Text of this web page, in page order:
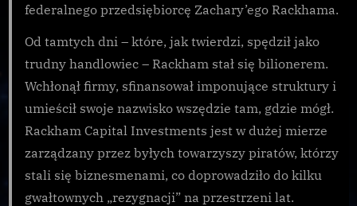
federalnego przedsiębiorcę Zachary’ego Rackhama.
Od tamtych dni – które, jak twierdzi, spędził jako
trudny handlowiec – Rackham stał się bilionerem.
Wchłonął firmy, sfinansował imponujące struktury i
umieścił swoje nazwisko wszędzie tam, gdzie mógł.
Rackham Capital Investments jest w dużej mierze
zarządzany przez byłych towarzyszy piratów, którzy
stali się biznesmenami, co doprowadziło do kilku
gwałtownych „rezygnacji” na przestrzeni lat.